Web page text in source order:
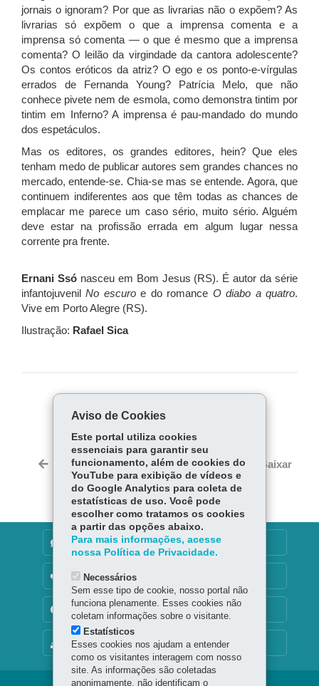
jornais o ignoram? Por que as livrarias não o expõem? As
livrarias só expõem o que a imprensa comenta e a
imprensa só comenta — o que é mesmo que a imprensa
comenta? O leilão da virgindade da cantora adolescente?
Os contos eróticos da atriz? O ego e os ponto-e-vírgulas
errados de Fernanda Young? Patrícia Melo, que não
conhece pivete nem de esmola, como demonstra tintim por
tintim em Inferno? A imprensa é pau-mandado do mundo
dos espetáculos.
Mas os editores, os grandes editores, hein? Que eles
tenham medo de publicar autores sem grandes chances no
mercado, entende-se. Chia-se mas se entende. Agora, que
continuem indiferentes aos que têm todas as chances de
emplacar me parece um caso sério, muito sério. Alguém
deve estar na profissão errada em algum lugar nessa
corrente pra frente.
Ernani Ssó nasceu em Bom Jesus (RS). É autor da série
infantojuvenilNo escuroe do romance O diabo a quatro.
Vive em Porto Alegre (RS).
Ilustração: Rafael Sica
ce
bo
ok
Tw
itt
er
ts
Ap
p
Voltar Início Imprimir Baixar
MAPA DO SITE
DENUNCIE CORRUPÇÃO
OUVIDORIA
TRANSPARÊNCIA INSTITUCIONAL
Aviso de Cookies
Este portal utiliza cookies
essenciais para garantir seu
funcionamento, além de cookies do
YouTube para exibição de vídeos e
do Google Analytics para coleta de
estatísticas de uso. Você pode
escolher como tratamos os cookies
a partir das opções abaixo.
Para mais informações, acesse
nossa Política de Privacidade.
Necessários
Sem esse tipo de cookie, nosso portal não
funciona plenamente. Esses cookies não
coletam informações sobre o visitante.
Estatísticos
Esses cookies nos ajudam a entender
como os visitantes interagem com nosso
site. As informações são coletadas
anonimamente, não identificam o